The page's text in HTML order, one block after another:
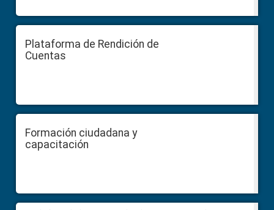
Plataforma de Rendición de
Cuentas
Formación ciudadana y
capacitación